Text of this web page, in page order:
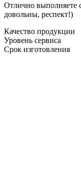
Отлично выполняете
довольны, респект!)
Качество продукции
Уровень сервиса
Срок изготовления